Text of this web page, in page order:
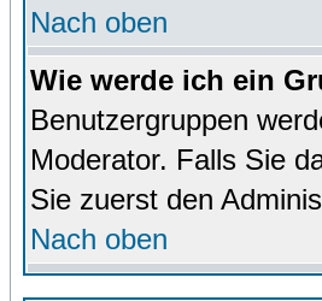
Nach oben
Wie werde ich ein
Benutzergruppen
Moderator. Falls Sie
Sie zuerst den
Nach oben